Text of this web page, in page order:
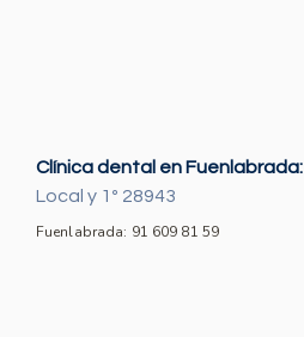
Clínica dental en Fuenlabrada:
Local y 1º 28943
Fuenlabrada: 91 609 81 59